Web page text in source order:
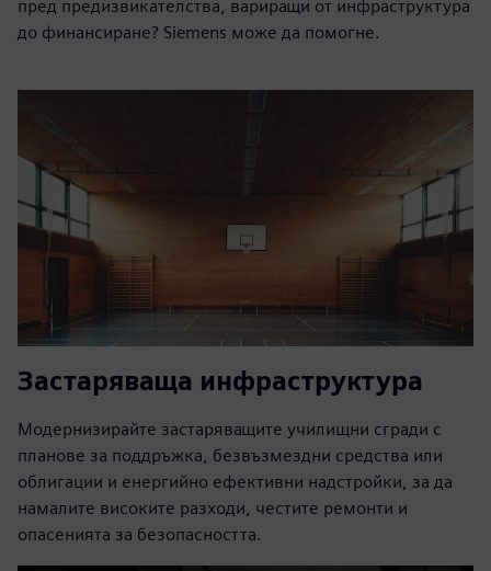
пред предизвикателства, вариращи от инфраструктура
до финансиране? Siemens може да помогне.
Застаряваща инфраструктура
Модернизирайте застаряващите училищни сгради с
планове за поддръжка, безвъзмездни средства или
облигации и енергийно ефективни надстройки, за да
намалите високите разходи, честите ремонти и
опасенията за безопасността.